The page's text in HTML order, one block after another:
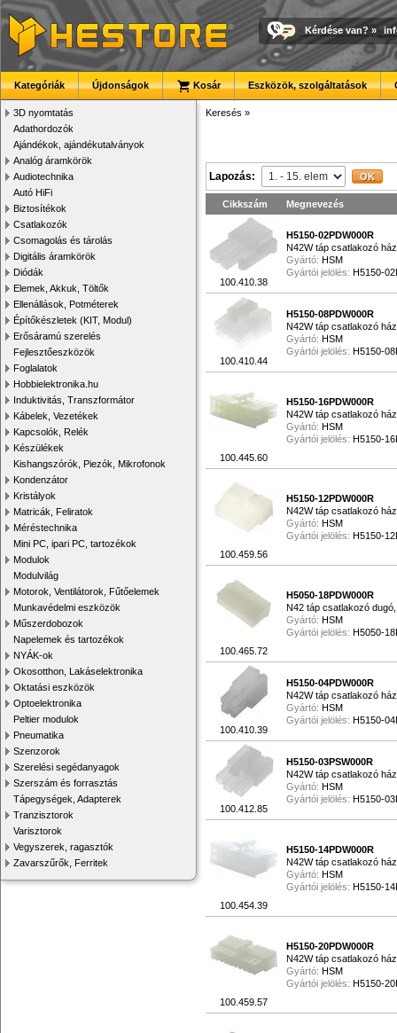
Kérdése van? »
Kategóriák Újdonságok Kosár Eszközök, szolgáltatások
3D nyomtatás
Adathordozók
Ajándékok, ajándékutalványok
Analóg áramkörök
Audiotechnika
Autó HiFi
Biztosítékok
Csatlakozók
Csomagolás és tárolás
Digitális áramkörök
Diódák
Elemek, Akkuk, Töltők
Ellenállások, Potméterek
Építőkészletek (KIT, Modul)
Erősáramú szerelés
Fejlesztőeszközök
Foglalatok
Hobbielektronika.hu
Induktivitás, Transzformátor
Kábelek, Vezetékek
Kapcsolók, Relék
Készülékek
Kishangszórók, Piezók, Mikrofonok
Kondenzátor
Kristályok
Matricák, Feliratok
Méréstechnika
Mini PC, ipari PC, tartozékok
Modulok
Modulvilág
Motorok, Ventilátorok, Fűtőelemek
Munkavédelmi eszközök
Műszerdobozok
Napelemek és tartozékok
NYÁK-ok
Okosotthon, Lakáselektronika
Oktatási eszközök
Optoelektronika
Peltier modulok
Pneumatika
Szenzorok
Szerelési segédanyagok
Szerszám és forrasztás
Tápegységek, Adapterek
Tranzisztorok
Varisztorok
Vegyszerek, ragasztók
Zavarszűrők, Ferritek
Keresés »
Lapozás:
Cikkszám Megnevezés
100.410.38
H5150-02PDW000R
N42W táp csatlakozó
Gyártó: HSM
Gyártói jelölés: H5150-
100.410.44
H5150-08PDW000R
N42W táp csatlakozó
Gyártó: HSM
Gyártói jelölés: H5150-
100.445.60
H5150-16PDW000R
N42W táp csatlakozó
Gyártó: HSM
Gyártói jelölés: H5150-
100.459.56
H5150-12PDW000R
N42W táp csatlakozó
Gyártó: HSM
Gyártói jelölés: H5150-
100.465.72
H5050-18PDW000R
N42 táp csatlakozó
Gyártó: HSM
Gyártói jelölés: H5050-
100.410.39
H5150-04PDW000R
N42W táp csatlakozó
Gyártó: HSM
Gyártói jelölés: H5150-
100.412.85
H5150-03PSW000R
N42W táp csatlakozó
Gyártó: HSM
Gyártói jelölés: H5150-
100.454.39
H5150-14PDW000R
N42W táp csatlakozó
Gyártó: HSM
Gyártói jelölés: H5150-
100.459.57
H5150-20PDW000R
N42W táp csatlakozó
Gyártó: HSM
Gyártói jelölés: H5150-